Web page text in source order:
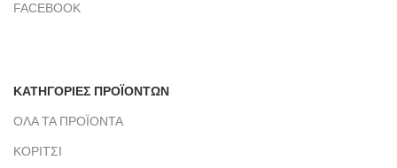
FACEBOOK
ΚΑΤΗΓΟΡΙΕΣ ΠΡΟΪΟΝΤΩΝ
ΟΛΑ ΤΑ ΠΡΟΪΟΝΤΑ
ΚΟΡΙΤΣΙ